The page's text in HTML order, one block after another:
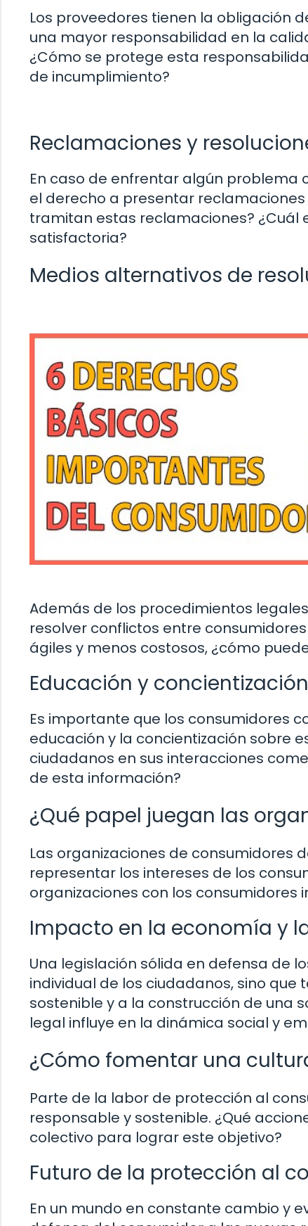
Los proveedores tienen la obligación
una mayor responsabilidad en la
¿Cómo se protege esta
de incumplimiento?
Reclamaciones y
En caso de enfrentar algún problema
el derecho a presentar
tramitan estas reclamaciones? ¿Cuál
satisfactoria?
Medios alternativos de
Además de los procedimientos
resolver conflictos entre
ágiles y menos costosos, ¿cómo
Educación y concientización
Es importante que los consumidores
educación y la concientización sobre
ciudadanos en sus interacciones
de esta información?
¿Qué papel juegan las
Las organizaciones de
representar los intereses de los
organizaciones con los consumidores
Impacto en la economía y
Una legislación sólida en defensa de
individual de los ciudadanos, sino
sostenible y a la construcción de una
legal influye en la dinámica social y
¿Cómo fomentar una
Parte de la labor de protección al
responsable y sostenible. ¿Qué
colectivo para lograr este objetivo?
Futuro de la protección al
En un mundo en constante cambio y